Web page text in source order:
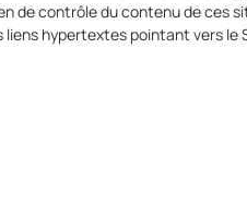
de contrôle du contenu de
hypertextes pointant vers